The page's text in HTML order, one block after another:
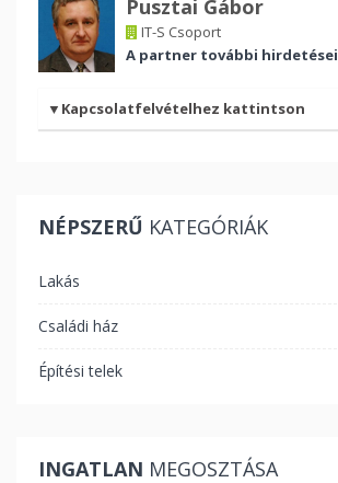
Pusztai Gábor
IT-S Csoport
A partner további hirdetései
Kapcsolatfelvételhez kattintson
NÉPSZERŰ KATEGÓRIÁK
Lakás
Családi ház
Építési telek
INGATLAN MEGOSZTÁSA